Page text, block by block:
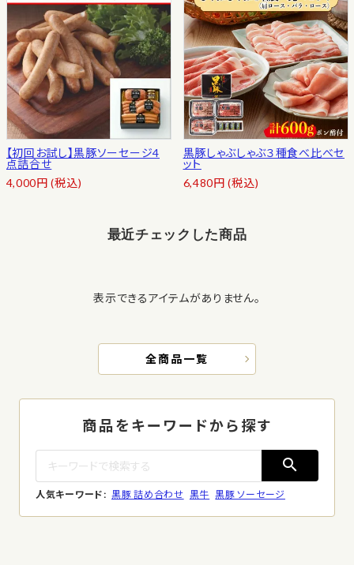
【初回お試し】黒豚ソーセージ4
点詰合せ
4,000円(税込)
黒豚しゃぶしゃぶ３種食べ比べセ
ット
6,480円(税込)
最近チェックした商品
表示できるアイテムがありません。
全商品一覧
商品をキーワードから探す
search
人気キーワード: 黒豚 詰め合わせ 黒牛 黒豚 ソーセージ